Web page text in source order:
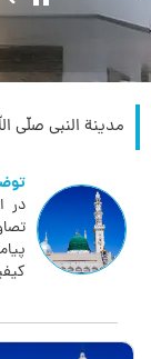
مدینة النبی صلّی
در